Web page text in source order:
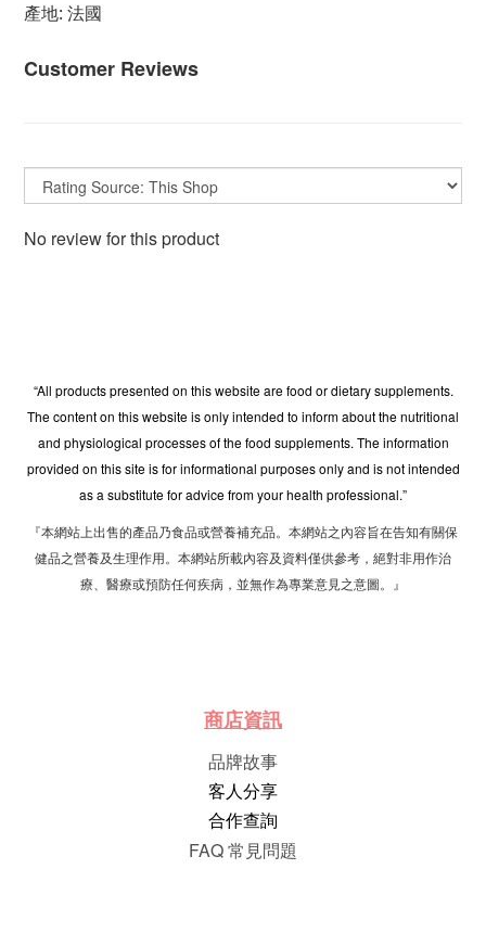
產地: 法國
Customer Reviews
No review for this product
“All products presented on this website are food or dietary supplements.
The content on this website is only intended to inform about the nutritional
and physiological processes of the food supplements. The information
provided on this site is for informational purposes only and is not intended
as a substitute for advice from your health professional.”
『本網站上出售的產品乃食品或營養補充品。本網站之內容旨在告知有關保
健品之營養及生理作用。本網站所載內容及資料僅供參考，絕對非用作治
療、醫療或預防任何疾病，並無作為專業意見之意圖。』
商店資訊
品牌故事
客人分享
合作查詢
FAQ 常見問題